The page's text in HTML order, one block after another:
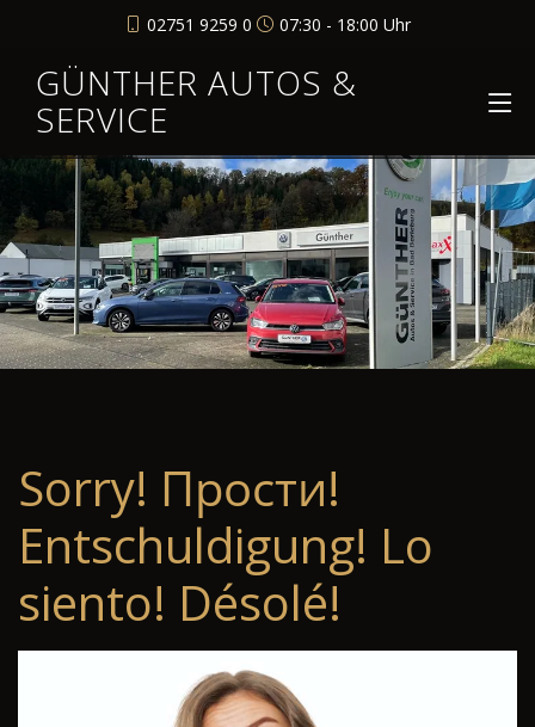
02751 9259 0 07:30 - 18:00 Uhr
GÜNTHER AUTOS &
SERVICE
Sorry! Прости!
Entschuldigung! Lo
siento! Désolé!